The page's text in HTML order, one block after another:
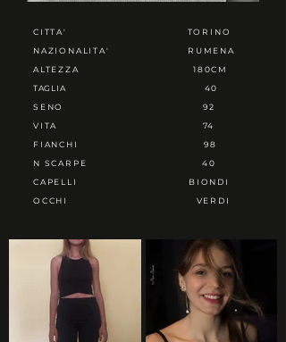
CITTA'
NAZIONALITA'
ALTEZZA
TAGLIA
SENO
VITA
FIANCHI
N SCARPE
CAPELLI
OCCHI
TORINO
RUMENA
180CM
40
92
74
98
40
BIONDI
VERDI